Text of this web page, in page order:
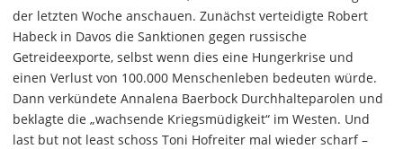
der letzten Woche anschauen. Zunächst verteidigte Robert
Habeck in Davos die Sanktionen gegen russische
Getreideexporte, selbst wenn dies eine Hungerkrise und
einen Verlust von 100.000 Menschenleben bedeuten würde.
Dann verkündete Annalena Baerbock Durchhalteparolen und
beklagte die „wachsende Kriegsmüdigkeit“ im Westen. Und
last but not least schoss Toni Hofreiter mal wieder scharf –